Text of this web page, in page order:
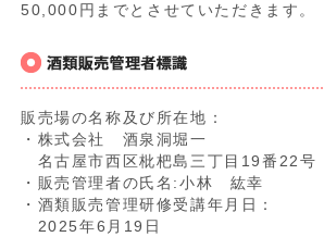
50,000円までとさせていただきます。
販売場の名称及び所在地：
・株式会社 酒泉洞堀一
名古屋市西区枇杷島三丁目19番22号
・販売管理者の氏名:小林 紘幸
・酒類販売管理研修受講年月日：
2025年6月19日